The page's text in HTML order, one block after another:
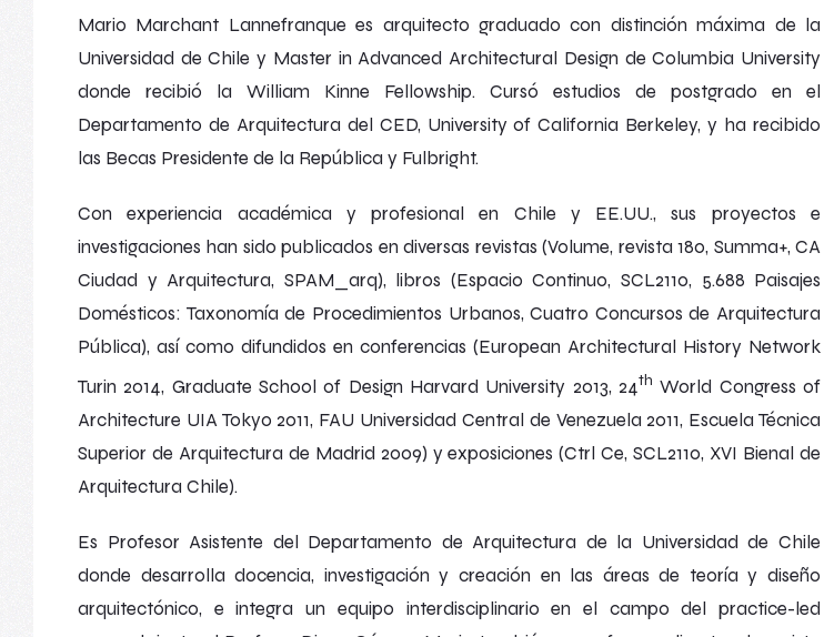
Mario Marchant Lannefranque es arquitecto graduado con distinción máxima de la
Universidad de Chile y Master in Advanced Architectural Design de Columbia University
donde recibió la William Kinne Fellowship. Cursó estudios de postgrado en el
Departamento de Arquitectura del CED, University of California Berkeley, y ha recibido
las Becas Presidente de la República y Fulbright.
Con experiencia académica y profesional en Chile y EE.UU., sus proyectos e
investigaciones han sido publicados en diversas revistas (Volume, revista 180, Summa+,CA
Ciudad y Arquitectura, SPAM_arq), libros (Espacio Continuo, SCL2110, 5.688 Paisajes
Domésticos: Taxonomía de Procedimientos Urbanos,Cuatro Concursos de Arquitectura
Pública), así como difundidos en conferencias (European Architectural History Network
Turin 2014, Graduate School of Design Harvard University 2013, 24th World Congress of
Architecture UIA Tokyo 2011, FAU Universidad Central de Venezuela 2011, Escuela Técnica
Superior de Arquitectura de Madrid 2009) y exposiciones (Ctrl Ce,SCL2110, XVI Bienal de
Arquitectura Chile).
Es Profesor Asistente del Departamento de Arquitectura de la Universidad de Chile
donde desarrolla docencia, investigación y creación en las áreas de teoría y diseño
arquitectónico, e integra un equipo interdisciplinario en el campo del practice-led